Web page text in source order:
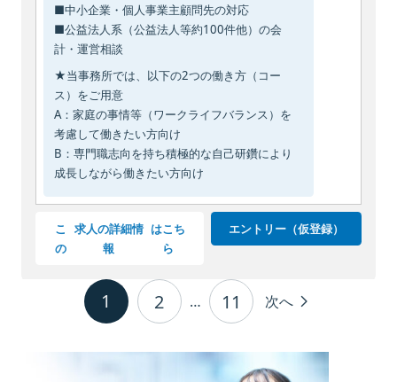
■中小企業・個人事業主顧問先の対応
■公益法人系（公益法人等約100件他）の会
計・運営相談
★当事務所では、以下の2つの働き方（コー
ス）をご用意
A：家庭の事情等（ワークライフバランス）を
考慮して働きたい方向け
B：専門職志向を持ち積極的な自己研鑽により
成長しながら働きたい方向け
こ
の
求人の詳細情
報
はこち
ら
エントリー（仮登録）
ページネーション
1 2 … 11 次へ